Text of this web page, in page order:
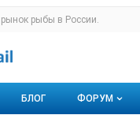
по
рынок рыбы в России.
разделам сайта
БЛОГ ФОРУМ